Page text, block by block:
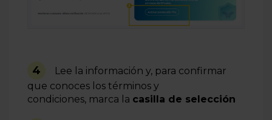
4
Lee la información y, para confirmar
que conoces los términos y
condiciones, marca la casilla de selección